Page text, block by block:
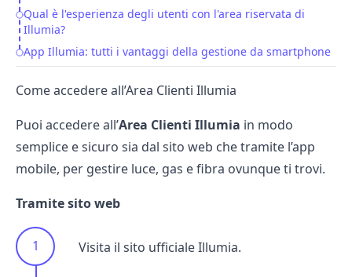
Qual è l'esperienza degli utenti con l'area riservata di
Illumia?
App Illumia: tutti i vantaggi della gestione da smartphone
Come accedere all’Area Clienti Illumia
Puoi accedere all’Area Clienti Illumia in modo
semplice e sicuro sia dal sito web che tramite l’app
mobile, per gestire luce, gas e fibra ovunque ti trovi.
Tramite sito web
Visita il sito ufficiale Illumia.